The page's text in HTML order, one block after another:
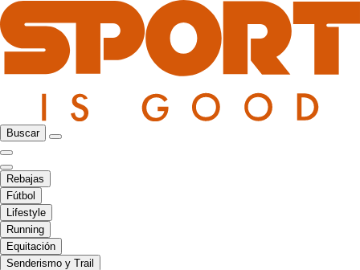
Buscar
Rebajas
Fútbol
Lifestyle
Running
Equitación
Senderismo y Trail